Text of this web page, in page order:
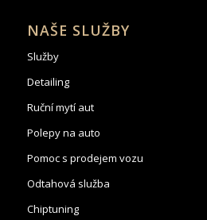
NAŠE SLUŽBY
Služby
Detailing
Ruční mytí aut
Polepy na auto
Pomoc s prodejem vozu
Odtahová služba
Chiptuning